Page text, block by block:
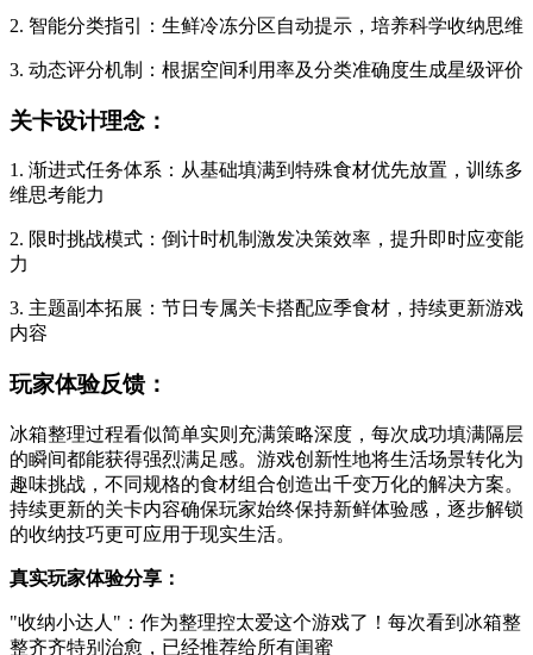
2. 智能分类指引：生鲜冷冻分区自动提示，培养科学收纳思维
3. 动态评分机制：根据空间利用率及分类准确度生成星级评价
关卡设计理念：
1. 渐进式任务体系：从基础填满到特殊食材优先放置，训练多
维思考能力
2. 限时挑战模式：倒计时机制激发决策效率，提升即时应变能
力
3. 主题副本拓展：节日专属关卡搭配应季食材，持续更新游戏
内容
玩家体验反馈：
冰箱整理过程看似简单实则充满策略深度，每次成功填满隔层
的瞬间都能获得强烈满足感。游戏创新性地将生活场景转化为
趣味挑战，不同规格的食材组合创造出千变万化的解决方案。
持续更新的关卡内容确保玩家始终保持新鲜体验感，逐步解锁
的收纳技巧更可应用于现实生活。
真实玩家体验分享：
"收纳小达人"：作为整理控太爱这个游戏了！每次看到冰箱整
整齐齐特别治愈，已经推荐给所有闺蜜